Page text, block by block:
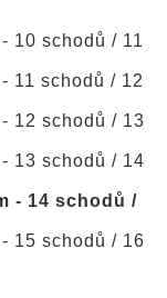
10 schodů / 11
11 schodů / 12
12 schodů / 13
13 schodů / 14
- 14 schodů /
15 schodů / 16